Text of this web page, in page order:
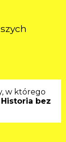
w którego
Historia bez